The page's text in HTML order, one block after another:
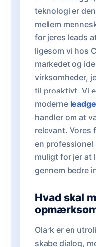
teknologi er
mellem
for jeres leads
ligesom vi hos
markedet og
virksomheder,
til proaktivt. Vi
moderne
handler om at
relevant. Vores
en professionel
muligt for jer at
gennem bedre
Hvad skal
Olark er en
skabe dialog,